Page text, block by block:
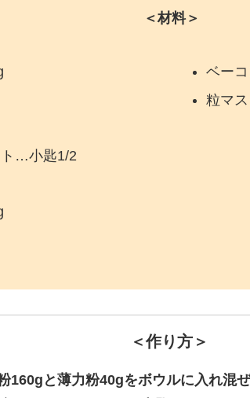
＜材料＞
ト…小匙1/2
ベー
粒マ
＜作り方 ＞
160gと薄力粉40gをボウルに入れ混